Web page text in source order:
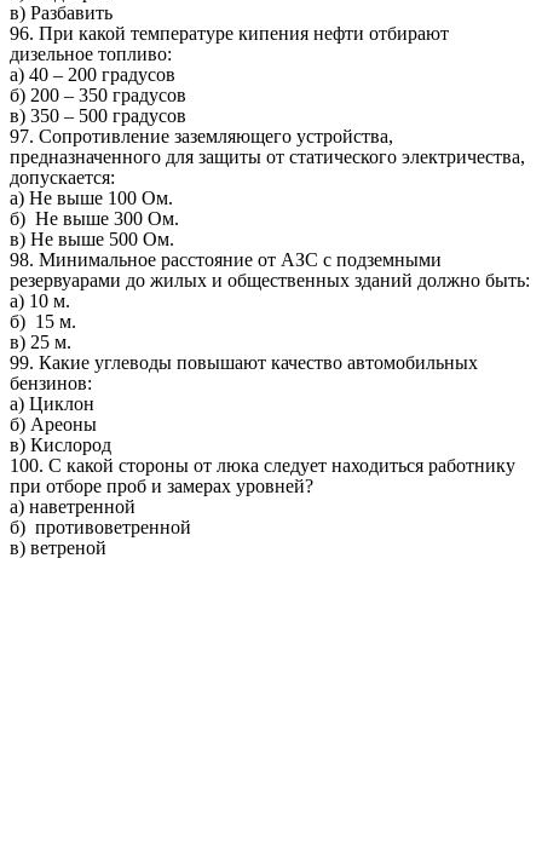
в) Разбавить
96. При какой температуре кипения нефти отбирают
дизельное топливо:
а) 40 – 200 градусов
б) 200 – 350 градусов
в) 350 – 500 градусов
97. Сопротивление заземляющего устройства,
предназначенного для защиты от статического электричества,
допускается:
а) Не выше 100 Ом.
б) Не выше 300 Ом.
в) Не выше 500 Ом.
98. Минимальное расстояние от АЗС с подземными
резервуарами до жилых и общественных зданий должно быть:
а) 10 м.
б) 15 м.
в) 25 м.
99. Какие углеводы повышают качество автомобильных
бензинов:
а) Циклон
б) Ареоны
в) Кислород
100. С какой стороны от люка следует находиться работнику
при отборе проб и замерах уровней?
а) наветренной
б) противоветренной
в) ветреной